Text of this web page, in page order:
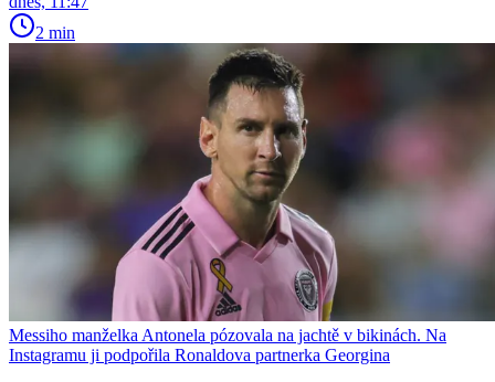
2 min
Messiho manželka Antonela pózovala na jachtě v bikinách. Na
Instagramu ji podpořila Ronaldova partnerka Georgina